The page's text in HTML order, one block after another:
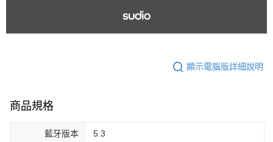
顯示電腦版詳細說明
商品規格
藍牙版本 5.3